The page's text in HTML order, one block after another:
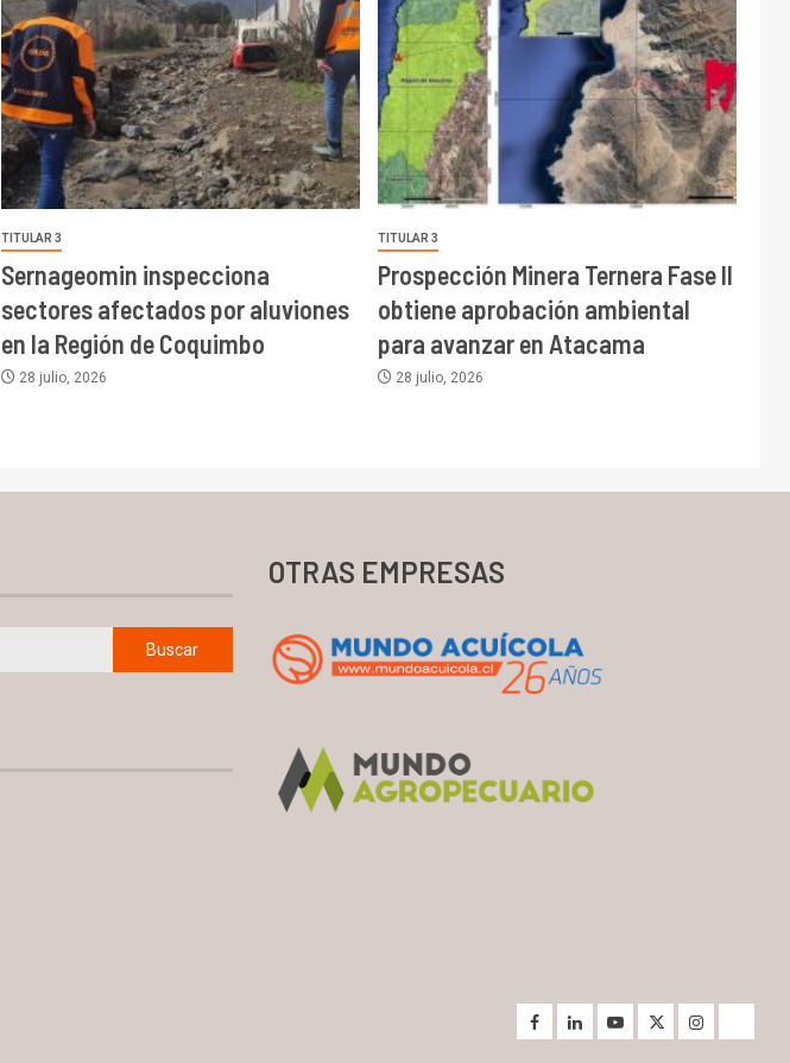
TITULAR 3
Sernageomin inspecciona
sectores afectados por aluviones
en la Región de Coquimbo
28 julio, 2026
TITULAR 3
Prospección Minera Ternera Fase II
obtiene aprobación ambiental
para avanzar en Atacama
28 julio, 2026
OTRAS EMPRESAS